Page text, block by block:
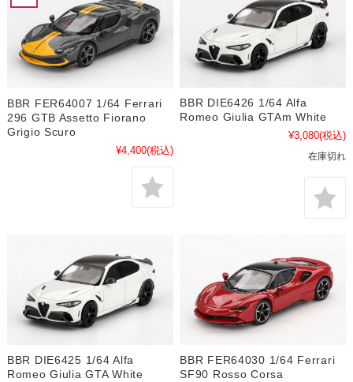
BBR FER64007 1/64 Ferrari
296 GTB Assetto Fiorano
Grigio Scuro
¥4,400(税込)
BBR DIE6426 1/64 Alfa
Romeo Giulia GTAm White
¥3,080(税込)
在庫切れ
BBR DIE6425 1/64 Alfa
Romeo Giulia GTA White
BBR FER64030 1/64 Ferrari
SF90 Rosso Corsa